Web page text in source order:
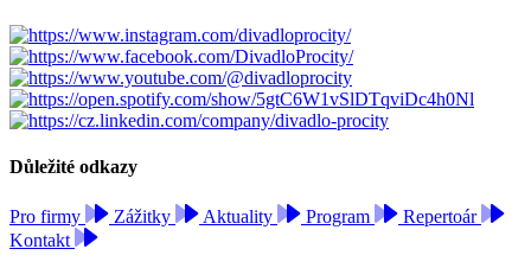
Důležité odkazy
Pro firmy Zážitky Aktuality Program
Repertoár
Kontakt